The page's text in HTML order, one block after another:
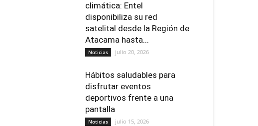
climática: Entel
disponibiliza su red
satelital desde la Región de
Atacama hasta...
Noticias julio 20, 2026
Hábitos saludables para
disfrutar eventos
deportivos frente a una
pantalla
Noticias julio 15, 2026